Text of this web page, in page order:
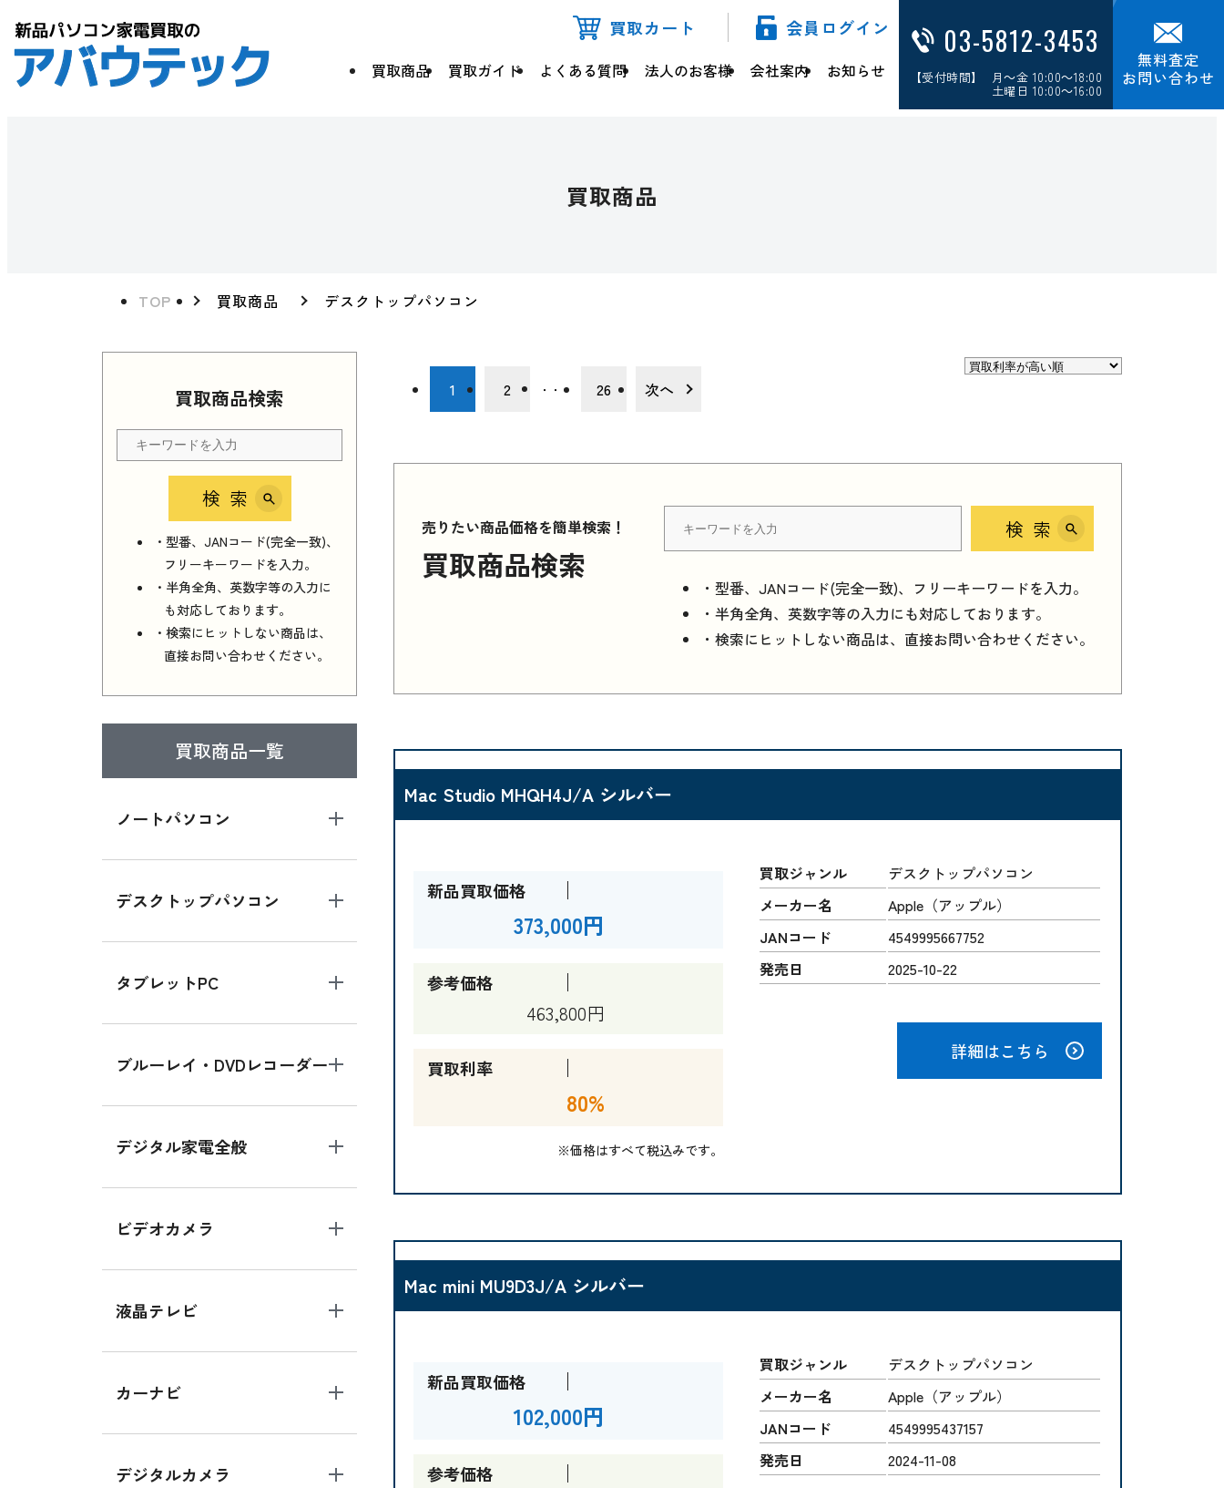
買取カート 会員ログイン
買取商品 買取ガイド よくある質問 法人のお客様 会社案内 お知らせ
03-5812-3453
【受付時間】 月～金 10:00～18:00
土曜日 10:00～16:00
無料査定
お問い合わせ
買取商品
TOP 買取商品 デスクトップパソコン
買取商品検索
検索
・型番、JANコード(完全一致)、
フリーキーワードを入力。
・半角全角、英数字等の入力に
も対応しております。
・検索にヒットしない商品は、
直接お問い合わせください。
買取商品一覧
ノートパソコン
デスクトップパソコン
タブレットPC
ブルーレイ・DVDレコーダー
デジタル家電全般
ビデオカメラ
液晶テレビ
カーナビ
デジタルカメラ
1 2 ・・・ 26 次へ
売りたい商品価格を簡単検索！
買取商品検索
検索
・型番、JANコード(完全一致)、フリーキーワードを入力。
・半角全角、英数字等の入力にも対応しております。
・検索にヒットしない商品は、直接お問い合わせください。
Mac Studio MHQH4J/A シルバー
新品買取価格
373,000円
参考価格
463,800円
買取利率
80%
※価格はすべて税込みです。
買取ジャンル
デスクトップパソコン
メーカー名
Apple（アップル）
JANコード
4549995667752
発売日
2025-10-22
詳細はこちら
Mac mini MU9D3J/A シルバー
新品買取価格
102,000円
参考価格
買取ジャンル
デスクトップパソコン
メーカー名
Apple（アップル）
JANコード
4549995437157
発売日
2024-11-08